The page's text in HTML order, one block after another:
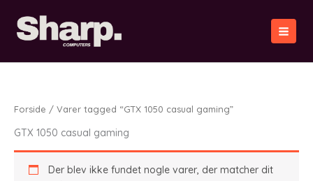
indholdet
Forside / Varer tagged “GTX 1050 casual gaming”
GTX 1050 casual gaming
Der blev ikke fundet nogle varer, der matcher dit